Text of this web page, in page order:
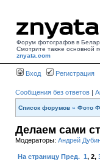
Форум фотографов в
Смотрите также основной
znyata.com
Вход Регистрация
Сообщения без ответов |
Список форумов » Фото
Делаем сами
Модераторы: Андрей
На страницу Пред. 1, 2,